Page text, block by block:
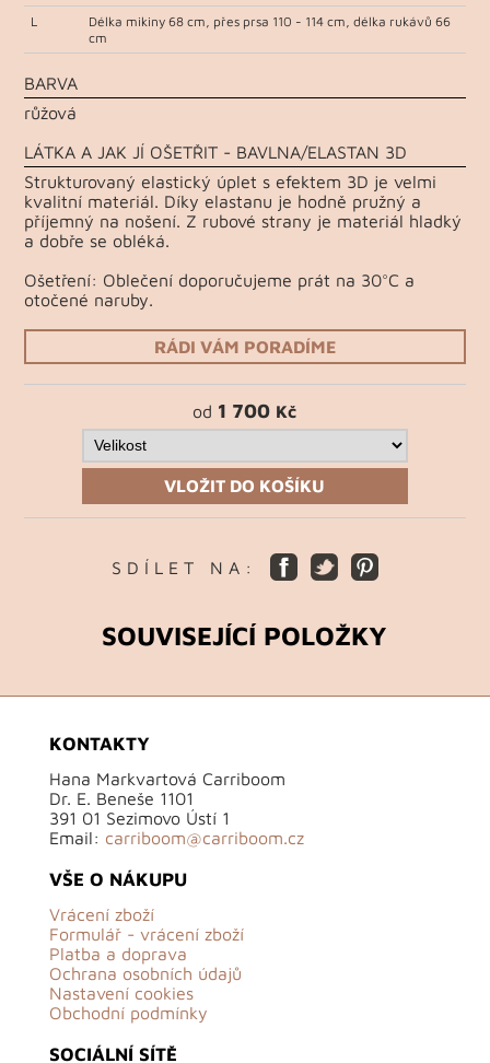
L
Délka mikiny 68 cm, přes prsa 110 - 114 cm, délka rukávů 66
cm
BARVA
růžová
LÁTKA A JAK JÍ OŠETŘIT - BAVLNA/ELASTAN 3D
Strukturovaný elastický úplet s efektem 3D je velmi
kvalitní materiál. Díky elastanu je hodně pružný a
příjemný na nošení. Z rubové strany je materiál hladký
a dobře se obléká.
Ošetření: Oblečení doporučujeme prát na 30°C a
otočené naruby.
RÁDI VÁM PORADÍME
od 1 700 Kč
VLOŽIT DO KOŠÍKU
S D Í L E T N A :
SOUVISEJÍCÍ POLOŽKY
KONTAKTY
Hana Markvartová Carriboom
Dr. E. Beneše 1101
391 01 Sezimovo Ústí 1
Email: carriboom@carriboom.cz
VŠE O NÁKUPU
Vrácení zboží
Formulář - vrácení zboží
Platba a doprava
Ochrana osobních údajů
Nastavení cookies
Obchodní podmínky
SOCIÁLNÍ SÍTĚ